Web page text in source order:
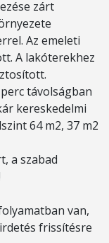
zárt
Az emeleti
A lakóterekhez
távolságban
kereskedelmi
64 m2, 37 m2
a szabad
van,
frissítésre